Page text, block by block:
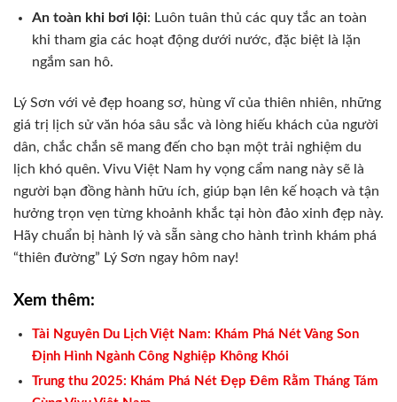
An toàn khi bơi lội: Luôn tuân thủ các quy tắc an toàn
khi tham gia các hoạt động dưới nước, đặc biệt là lặn
ngắm san hô.
Lý Sơn với vẻ đẹp hoang sơ, hùng vĩ của thiên nhiên, những
giá trị lịch sử văn hóa sâu sắc và lòng hiếu khách của người
dân, chắc chắn sẽ mang đến cho bạn một trải nghiệm du
lịch khó quên. Vivu Việt Nam hy vọng cẩm nang này sẽ là
người bạn đồng hành hữu ích, giúp bạn lên kế hoạch và tận
hưởng trọn vẹn từng khoảnh khắc tại hòn đảo xinh đẹp này.
Hãy chuẩn bị hành lý và sẵn sàng cho hành trình khám phá
“thiên đường” Lý Sơn ngay hôm nay!
Xem thêm:
Tài Nguyên Du Lịch Việt Nam: Khám Phá Nét Vàng Son
Định Hình Ngành Công Nghiệp Không Khói
Trung thu 2025: Khám Phá Nét Đẹp Đêm Rằm Tháng Tám